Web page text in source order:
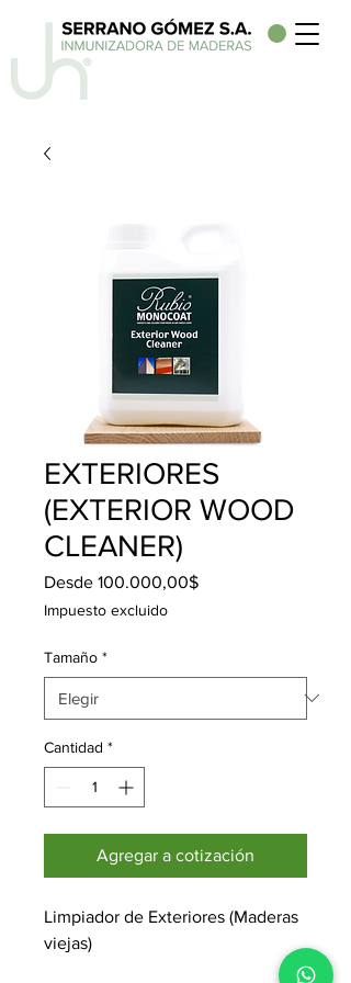
EXTERIORES
(EXTERIOR WOOD
CLEANER)
Desde 100.000,00$Precio
Impuesto excluido
Tamaño *
Cantidad *
Agregar a cotización
Limpiador de Exteriores (Maderas
viejas)